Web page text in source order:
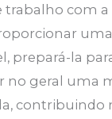
trabalho com
prepará-la
no geral uma
contribuindo